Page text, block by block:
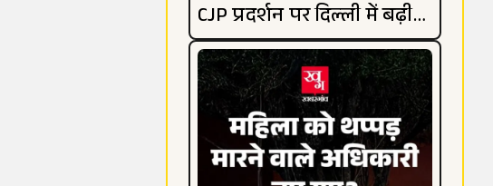
CJP प्रदर्शन पर दिल्ली में बढ़ी
हलचल